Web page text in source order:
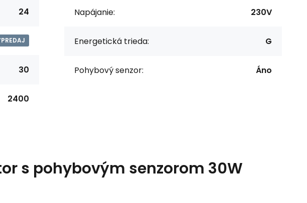
24
30
2400
Napájanie: 230V
Energetická trieda: G
Pohybový senzor: Áno
s pohybovým senzorom 30W